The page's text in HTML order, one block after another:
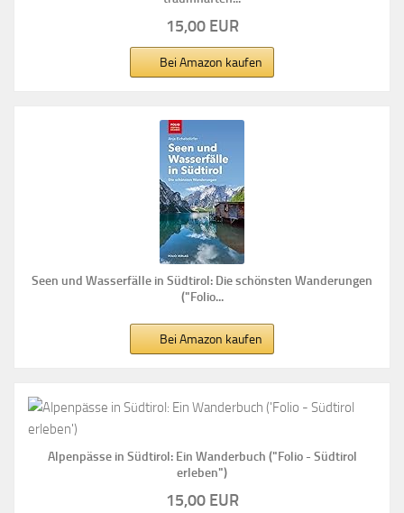
15,00 EUR
Bei Amazon kaufen
Seen und Wasserfälle in Südtirol: Die schönsten Wanderungen
("Folio...
Bei Amazon kaufen
Alpenpässe in Südtirol: Ein Wanderbuch ("Folio - Südtirol
erleben")
15,00 EUR